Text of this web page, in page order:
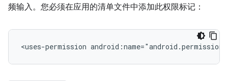
频输入。您必须在应用的清单文件中添加此权限标记：
<uses-permission